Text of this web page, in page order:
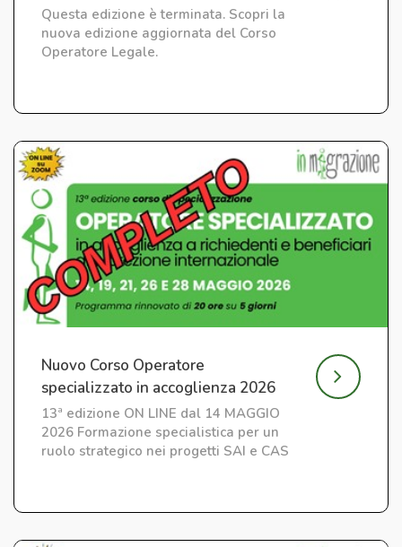
Questa edizione è terminata. Scopri la
nuova edizione aggiornata del Corso
Operatore Legale.
Nuovo Corso Operatore
specializzato in accoglienza 2026
13ª edizione ON LINE dal 14 MAGGIO
2026 Formazione specialistica per un
ruolo strategico nei progetti SAI e CAS